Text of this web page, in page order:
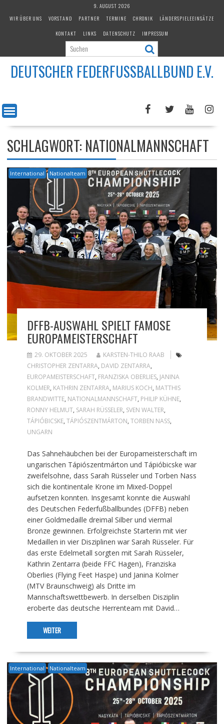
9. AUGUST 2026
WIR ÜBER UNS
VORSTAND PARTNER TERMINE CHRONIK
LÄNDERSPIELEEINSÄTZE
KONTAKT
LINKS DATENSCHUTZ IMPRESSUM
DEUTSCHER FEDERFUSSBALLBUND E.V.
SCHLAGWORT: NATIONALMANNSCHAFT
International Nationalteam
DFFB-AUSWAHL SPIELT FAMOSE
EUROPAMEISTERSCHAFT
29. OKTOBER 2025
KARSTEN-THILO RAAB
CHRISTOPHER ZENTARRA, DAVID ZENTARRA,
EUROPAMEISTERSCHAFT, FRANZISKA OBERLIES, JANINA
KOLMER, KATHRIN ZENTARRA, MARIUS KOCH, MATTHIS
BRANDWITTE, NATIONALMANNSCHAFT, PHILIP KÜHNE,
RONNY HELMUT, SARAH RÜSSELER, SVEN WALTER,
TÁPIÓBICSKE, TÁPIÓSZENTMÁRTON, TORBEN NASS,
UNGARN
Das Sahnehäubchen bei der Europameisterschaft im
ungarischen Tápiószentmárton und Tápióbicske war
zweifelsohne, dass Sarah Rüsseler und Torben Nass
sich die kontinentale Krone im Mixed-Doppel
aufsetzen konnten. Insgesamt konnte die Auswahl
des Deutschen Federfußballbundes (DFFB) neben
einer Goldmedaille dreimal Silber und viermal
Bronze gewinnen. Erfolgreichste Starterin mit vier
Medaillen in vier Disziplinen war Sarah Rüsseler. Für
das erste Edelmetall sorgten mit Sarah Rüsseler,
Kathrin Zentarra (beide FFC Hagen), Franziska
Oberlies (Flying Feet Haspe) und Janina Kolmer
(MTV Braunschweig) als Dritte im
Mannschaftswettbewerb. In derselben Disziplin
eroberte das deutsche Herrenteam mit David…
WEITER
International Nationalteam